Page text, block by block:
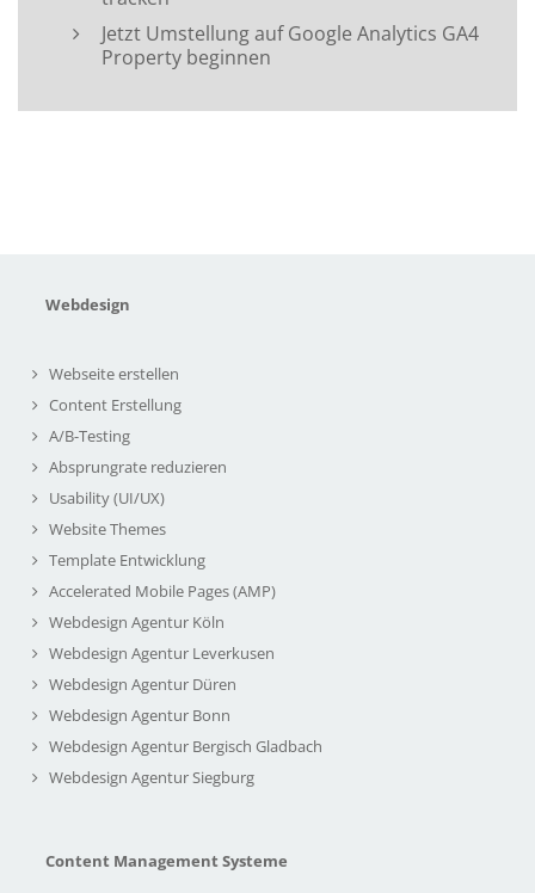
Jetzt Umstellung auf Google Analytics GA4
Property beginnen
Webdesign
Webseite erstellen
Content Erstellung
A/B-Testing
Absprungrate reduzieren
Usability (UI/UX)
Website Themes
Template Entwicklung
Accelerated Mobile Pages (AMP)
Webdesign Agentur Köln
Webdesign Agentur Leverkusen
Webdesign Agentur Düren
Webdesign Agentur Bonn
Webdesign Agentur Bergisch Gladbach
Webdesign Agentur Siegburg
Content Management Systeme